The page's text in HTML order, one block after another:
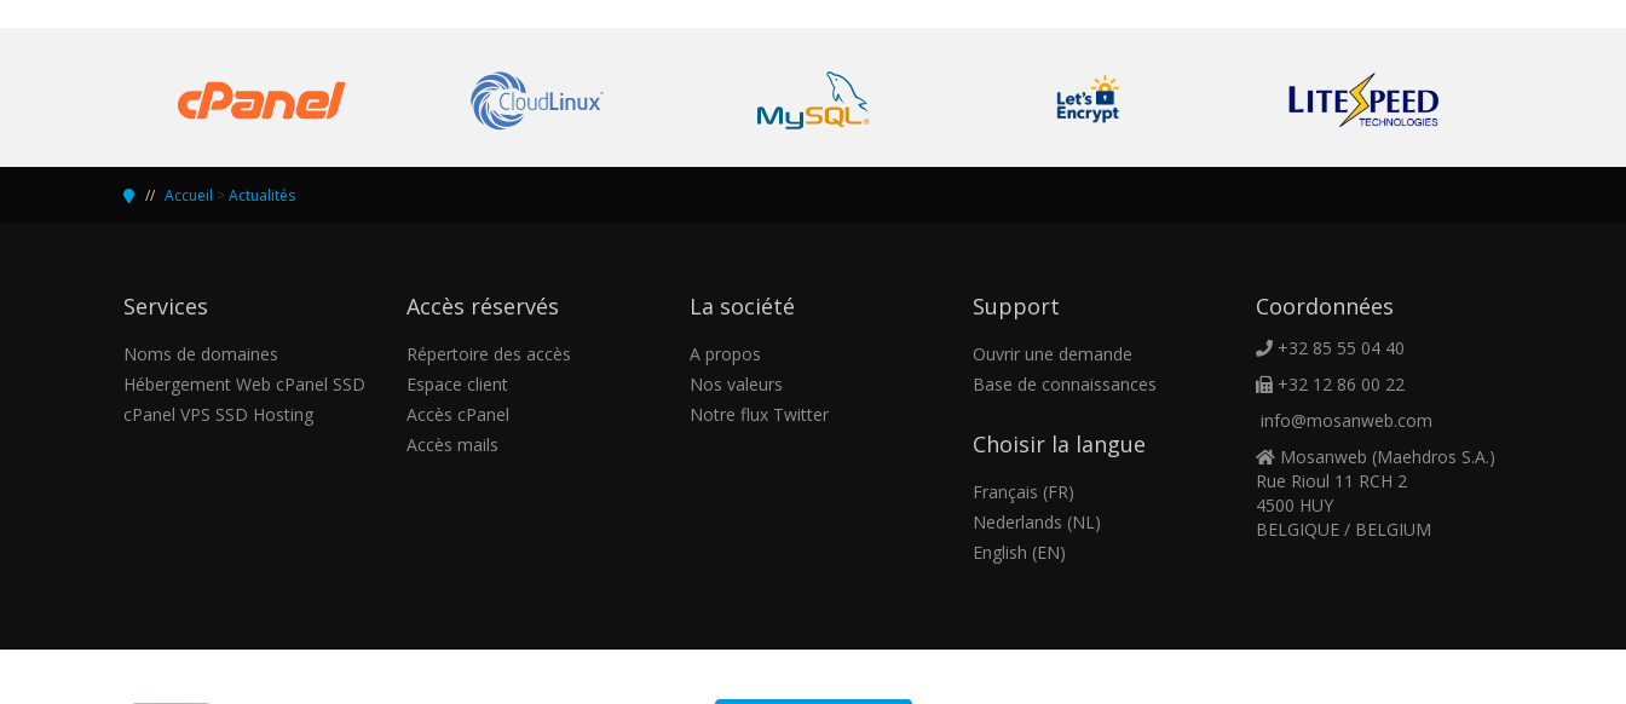
Accueil > Actualités
Services
Noms de domaines
Hébergement Web cPanel SSD
cPanel VPS SSD Hosting
Accès réservés
Répertoire des accès
Espace client
Accès cPanel
Accès mails
La société
A propos
Nos valeurs
Notre flux Twitter
Support
Ouvrir une demande
Base de connaissances
Choisir la langue
Français (FR)
Nederlands (NL)
English (EN)
Coordonnées
+32 85 55 04 40
+32 12 86 00 22
info@mosanweb.com
Mosanweb (Maehdros S.A.)
Rue Rioul 11 RCH 2
4500 HUY
BELGIQUE / BELGIUM